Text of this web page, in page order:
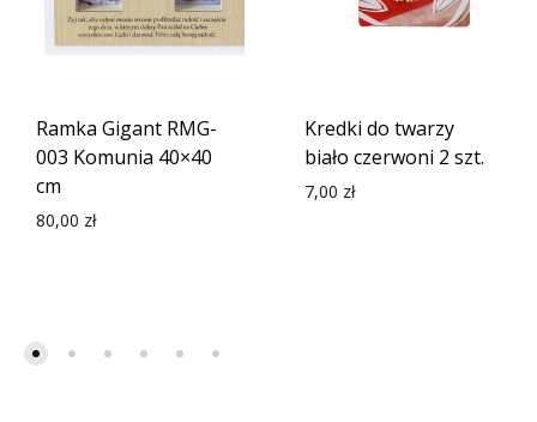
Ramka Gigant RMG-
003 Komunia 40×40
cm
80,00 zł
Kredki do twarzy
biało czerwoni 2 szt.
7,00 zł